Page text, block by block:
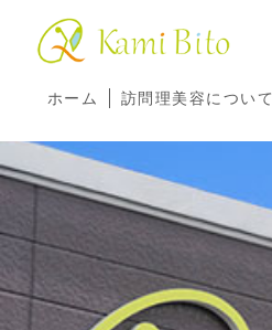
ホーム 訪問理美容について